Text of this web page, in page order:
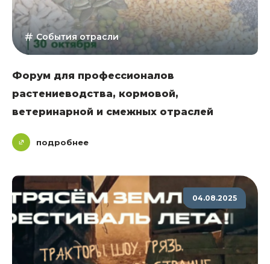
События отрасли
Форум для профессионалов
растениеводства, кормовой,
ветеринарной и смежных отраслей
подробнее
04.08.2025